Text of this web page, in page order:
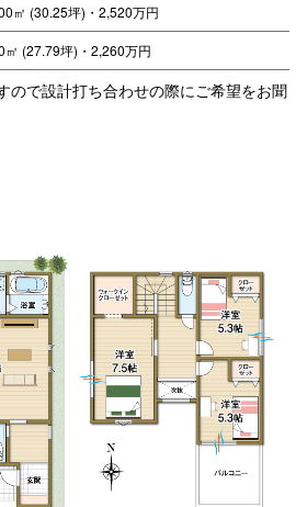
㎡ (30.25坪)・2,520万円
㎡ (27.79坪)・2,260万円
ので設計打ち合わせの際にご希望をお聞